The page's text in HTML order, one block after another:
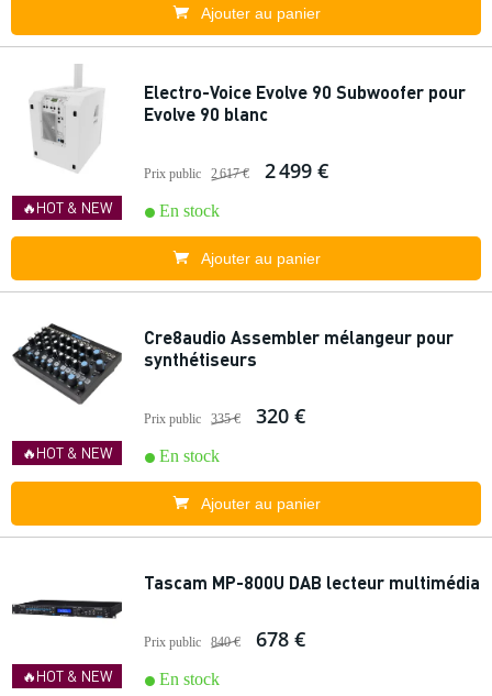
Ajouter au panier
🔥HOT & NEW
Electro-Voice Evolve 90 Subwoofer pour
Evolve 90 blanc
Prix public 2 617 € 2 499 €
En stock
Ajouter au panier
🔥HOT & NEW
Cre8audio Assembler mélangeur pour
synthétiseurs
Prix public 335 € 320 €
En stock
Ajouter au panier
🔥HOT & NEW
Tascam MP-800U DAB lecteur multimédia
Prix public 840 € 678 €
En stock